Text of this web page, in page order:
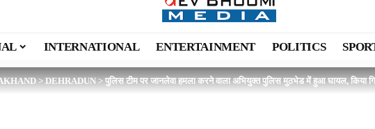
INTERNATIONAL ENTERTAINMENT POLITICS
>DEHRADUN>पुलिस टीम पर जानलेवा हमला करने वाला अभियुक्त पुलिस मुठभेड में हुआ घायल, किया